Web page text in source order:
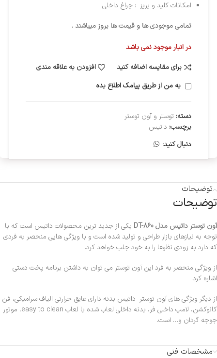
امکانات کلید و پریز : چراغ داخلی
تمامی موجودی ها و قیمت ها بروز میباشند .
در انبار موجود نمی باشد
برای مقایسه اضافه کنید
افزودن به علاقه مندی
به من از طریق پیامک اطلاع بده
دسته: توستر و آون توستر
برچسب: داتیس
دنبال کنید:
توضیحات
توضیحات
آون توستر داتیس مدل DT-860
یکی از جدید ترین محصولات داتیس است که با
توجه به نیازهای بازار طراحی و تولید شده است و با ویژگی هایی منحصر به فردی
که دارد به زودی نظرها را به خود جلب خواهد کرد.
از ویژگی منحصر به فرد این آون توستر می توان به داشتن برنامه پخت دستی
اشاره کرد.
از دیگر ویژگی های آون توستر داتیس بدنه دارای عایق حرارتی الیاف سرامیکی، فن
کانوکشن، لامپ داخلی فر، بدنه داخلی لعاب شده با لعاب easy to clean، موتور
جوجه گردان و… است.
مشخصات فنی